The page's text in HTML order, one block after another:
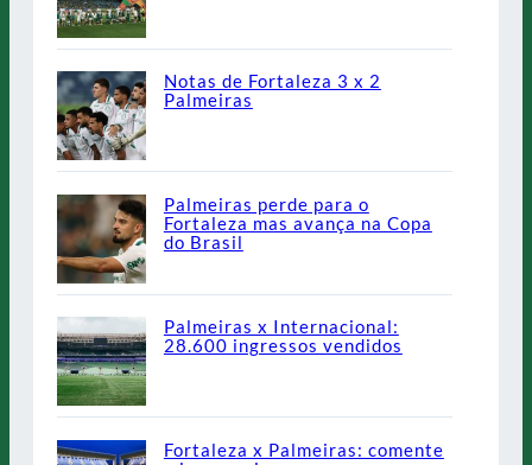
Notas de Fortaleza 3 x 2
Palmeiras
Palmeiras perde para o
Fortaleza mas avança na Copa
do Brasil
Palmeiras x Internacional:
28.600 ingressos vendidos
Fortaleza x Palmeiras: comente